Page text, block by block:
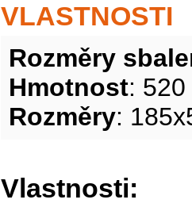
VLASTNOSTI
Rozměry
Hmotnost: 520
Rozměry:
Vlastnosti: